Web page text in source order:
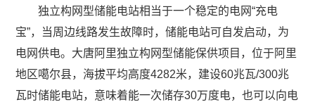
独立构网型储能电站相当于一个稳定的电网“充电
宝”，当周边线路发生故障时，储能电站可自发启动，为
电网供电。大唐阿里独立构网型储能保供项目，位于阿里
地区噶尔县，海拔平均高度4282米，建设60兆瓦/300兆
瓦时储能电站，意味着能一次储存30万度电，也可以向电